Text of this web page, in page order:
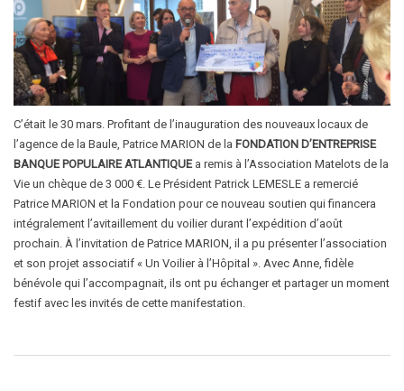
C’était le 30 mars. Profitant de l’inauguration des nouveaux locaux de
l’agence de la Baule, Patrice MARION de la FONDATION D’ENTREPRISE
BANQUE POPULAIRE ATLANTIQUE a remis à l’Association Matelots de la
Vie un chèque de 3 000 €. Le Président Patrick LEMESLE a remercié
Patrice MARION et la Fondation pour ce nouveau soutien qui financera
intégralement l’avitaillement du voilier durant l’expédition d’août
prochain. À l’invitation de Patrice MARION, il a pu présenter l’association
et son projet associatif « Un Voilier à l’Hôpital ». Avec Anne, fidèle
bénévole qui l’accompagnait, ils ont pu échanger et partager un moment
festif avec les invités de cette manifestation.